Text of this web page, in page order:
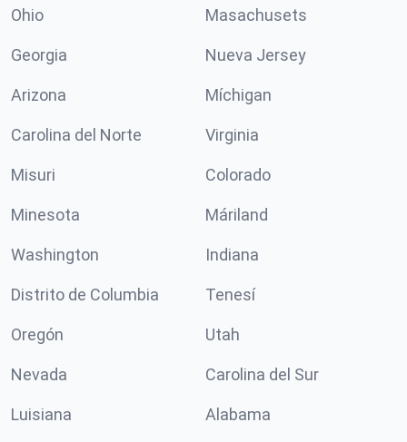
Ohio Masachusets
Georgia Nueva Jersey
Arizona Míchigan
Carolina del Norte Virginia
Misuri Colorado
Minesota Máriland
Washington Indiana
Distrito de Columbia Tenesí
Oregón Utah
Nevada Carolina del Sur
Luisiana Alabama